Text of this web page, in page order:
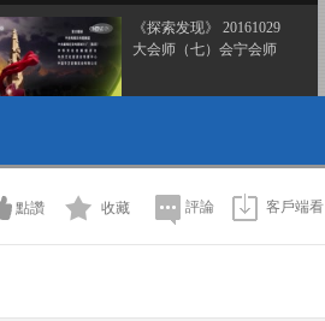
《探索发现》 20161029
大会师（七）会宁会师
2016-10-29 01:07:17
大会师（五）甘泉会师
點讚 收藏 評論 客戶端看